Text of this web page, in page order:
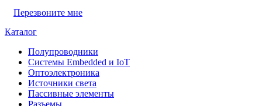
Перезвоните мне
Каталог
Полупроводники
Системы Embedded и IoT
Oптоэлектроника
Источники света
Пассивные элементы